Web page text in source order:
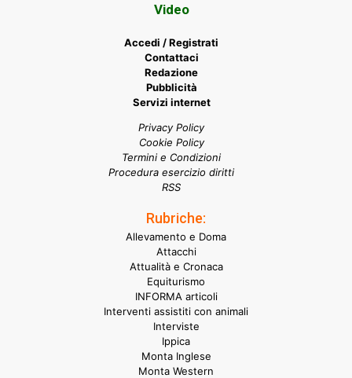
Video
Accedi / Registrati
Contattaci
Redazione
Pubblicità
Servizi internet
Privacy Policy
Cookie Policy
Termini e Condizioni
Procedura esercizio diritti
RSS
Rubriche:
Allevamento e Doma
Attacchi
Attualità e Cronaca
Equiturismo
INFORMA articoli
Interventi assistiti con animali
Interviste
Ippica
Monta Inglese
Monta Western